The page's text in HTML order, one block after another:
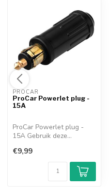
PROCAR
ProCar Powerlet plug -
15A
ProCar Powerlet plug -
15A Gebruik deze
€9,99